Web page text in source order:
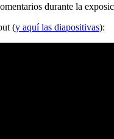
durante la
(y aquí las diapositivas):